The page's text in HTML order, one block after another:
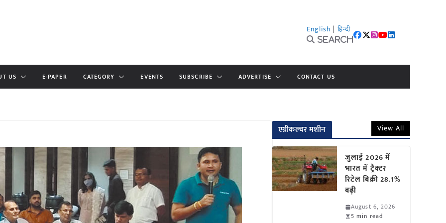
English | हिन्दी
Search
US E-PAPER CATEGORY EVENTS SUBSCRIBE ADVERTISE CONTACT US
एग्रीकल्चर मशीन View All
जुलाई 2026 में
भारत में ट्रैक्टर
रिटेल बिक्री 28.1%
बढ़ी
August 6, 2026
5 min read